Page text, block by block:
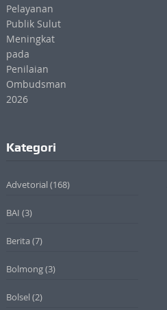
Kategori
Advetorial (168)
BAI (3)
Berita (7)
Bolmong(3)
Bolsel (2)